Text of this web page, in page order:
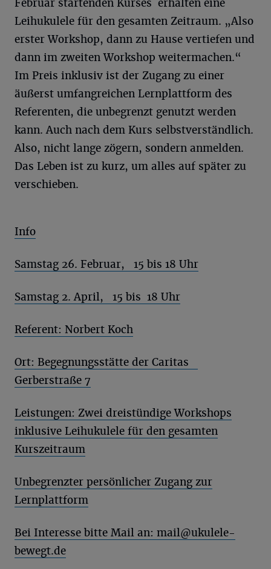
Februar startenden Kurses erhalten eine
Leihukulele für den gesamten Zeitraum. „Also
erster Workshop, dann zu Hause vertiefen und
dann im zweiten Workshop weitermachen.“
Im Preis inklusiv ist der Zugang zu einer
äußerst umfangreichen Lernplattform des
Referenten, die unbegrenzt genutzt werden
kann. Auch nach dem Kurs selbstverständlich.
Also, nicht lange zögern, sondern anmelden.
Das Leben ist zu kurz, um alles auf später zu
verschieben.
Info
Samstag 26. Februar, 15 bis 18 Uhr
Samstag 2. April, 15 bis 18 Uhr
Referent: Norbert Koch
Ort: Begegnungsstätte der Caritas
Gerberstraße 7
Leistungen: Zwei dreistündige Workshops
inklusive Leihukulele für den gesamten
Kurszeitraum
Unbegrenzter persönlicher Zugang zur
Lernplattform
Bei Interesse bitte Mail an: mail@ukulele-
bewegt.de